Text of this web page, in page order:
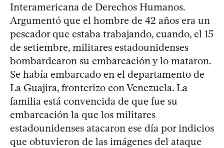
Interamericana de Derechos Humanos.
Argumentó que el hombre de 42 años era un
pescador que estaba trabajando, cuando, el 15
de setiembre, militares estadounidenses
bombardearon su embarcación y lo mataron.
Se había embarcado en el departamento de
La Guajira, fronterizo con Venezuela. La
familia está convencida de que fue su
embarcación la que los militares
estadounidenses atacaron ese día por indicios
que obtuvieron de las imágenes del ataque